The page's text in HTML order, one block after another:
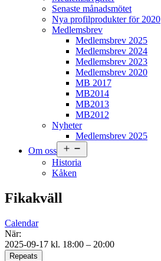
Senaste månadsmötet
Nya profilprodukter för 2020
Medlemsbrev
Medlemsbrev 2025
Medlemsbrev 2024
Medlemsbrev 2023
Medlemsbrev 2020
MB 2017
MB2014
MB2013
MB2012
Nyheter
Medlemsbrev 2025
Om oss
meny
Historia
Kåken
Fikakväll
Calendar
När:
2025-09-17 kl. 18:00 – 20:00
Repeats